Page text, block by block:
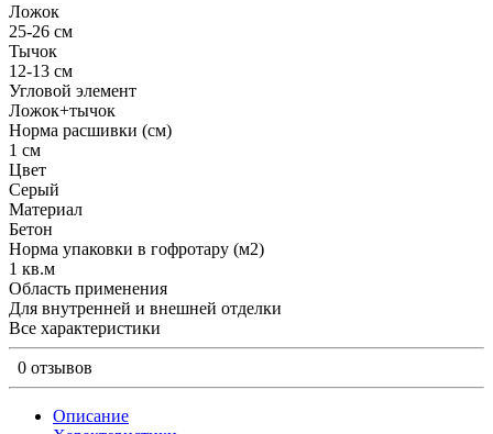
Ложок
25-26 см
Тычок
12-13 см
Угловой элемент
Ложок+тычок
Норма расшивки (см)
1 см
Цвет
Серый
Материал
Бетон
Норма упаковки в гофротару (м2)
1 кв.м
Область применения
Для внутренней и внешней отделки
Все характеристики
0 отзывов
Описание